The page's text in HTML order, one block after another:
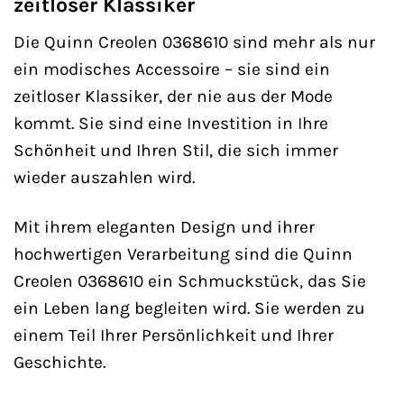
zeitloser Klassiker
Die Quinn Creolen 0368610 sind mehr als nur
ein modisches Accessoire – sie sind ein
zeitloser Klassiker, der nie aus der Mode
kommt. Sie sind eine Investition in Ihre
Schönheit und Ihren Stil, die sich immer
wieder auszahlen wird.
Mit ihrem eleganten Design und ihrer
hochwertigen Verarbeitung sind die Quinn
Creolen 0368610 ein Schmuckstück, das Sie
ein Leben lang begleiten wird. Sie werden zu
einem Teil Ihrer Persönlichkeit und Ihrer
Geschichte.